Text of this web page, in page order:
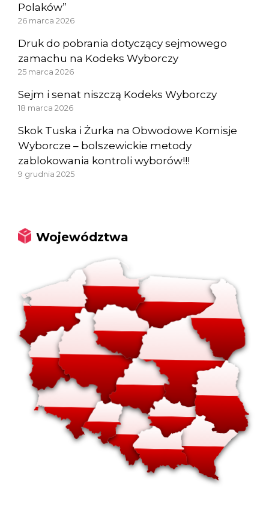
Polaków”
26 marca 2026
Druk do pobrania dotyczący sejmowego
zamachu na Kodeks Wyborczy
25 marca 2026
Sejm i senat niszczą Kodeks Wyborczy
18 marca 2026
Skok Tuska i Żurka na Obwodowe Komisje
Wyborcze – bolszewickie metody
zablokowania kontroli wyborów!!!
9 grudnia 2025
Województwa